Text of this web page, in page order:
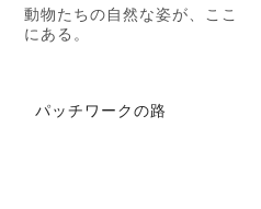
動物たちの自然な姿が、ここ
にある。
パッチワークの路